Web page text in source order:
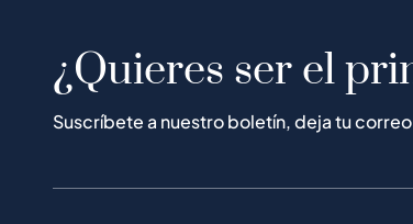
¿Quieres ser el
Suscríbete a nuestro boletín, deja tu